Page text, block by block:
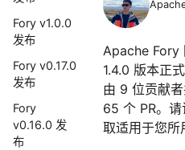
Fory v1.0.0
发布
Fory v0.17.0
发布
Fory
v0.16.0 发
布
Apache Fory
1.4.0 版本正
由 9 位贡献
65 个 PR。
取适用于您所